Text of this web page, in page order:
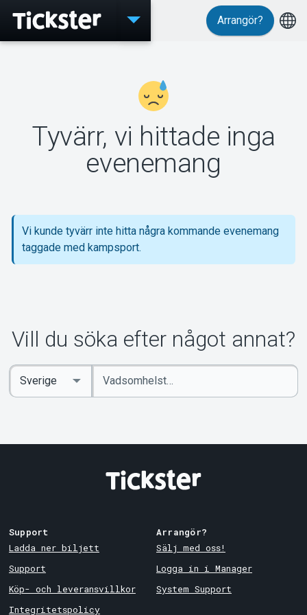
Evenemang
MyTickster
Support
Arrangör?
Tyvärr, vi hittade inga
evenemang
Vi kunde tyvärr inte hitta några kommande evenemang
taggade med kampsport.
Vill du söka efter något annat?
Ange
sökord
Select
Country
Support
Ladda ner biljett
Support
Köp- och leveransvillkor
Integritetspolicy
Arrangör?
Sälj med oss!
Logga in i Manager
System Support